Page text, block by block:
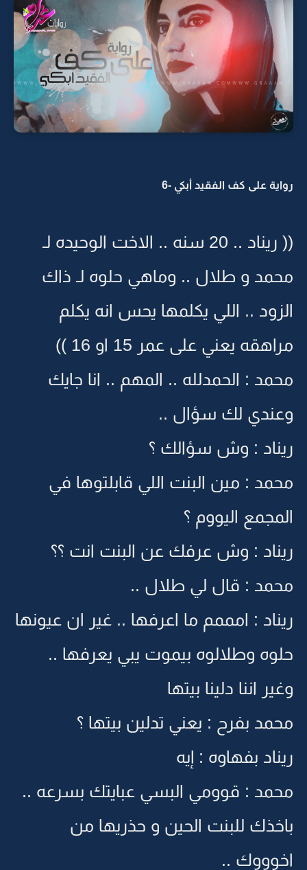
رواية على كف الفقيد أبكي -6
(( ريناد .. 20 سنه .. الاخت الوحيده لـ
محمد و طلال .. وماهي حلوه لـ ذاك
الزود .. اللي يكلمها يحس انه يكلم
مراهقه يعني على عمر 15 او 16 ))
محمد : الحمدلله .. المهم .. انا جايك
وعندي لك سؤال ..
ريناد : وش سؤالك ؟
محمد : مين البنت اللي قابلتوها في
المجمع اليووم ؟
ريناد : وش عرفك عن البنت انت ؟؟
محمد : قال لي طلال ..
ريناد : امممم ما اعرفها .. غير ان عيونها
حلوه وطلالوه بيموت يبي يعرفها ..
وغير اننا دلينا بيتها
محمد بفرح : يعني تدلين بيتها ؟
ريناد بفهاوه : إيه
محمد : قوومي البسي عبايتك بسرعه ..
باخذك للبنت الحين و حذريها من
اخوووك ..